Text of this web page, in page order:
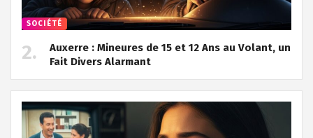
SOCIÉTÉ
Auxerre : Mineures de 15 et 12 Ans au Volant, un
Fait Divers Alarmant